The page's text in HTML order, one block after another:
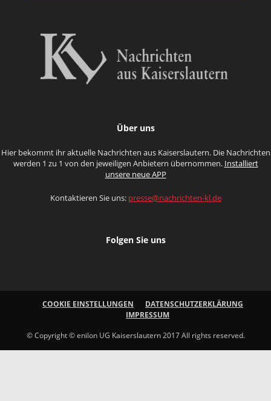
Über uns
Hier bekommt ihr aktuelle Nachrichten aus Kaiserslautern. Die Nachrichten
werden 1 zu 1 von den jeweiligen Anbietern übernommen. Installiert
unsere neue APP
Kontaktieren Sie uns: presse@nachrichten-kl.de
Folgen Sie uns
COOKIE EINSTELLUNGEN
DATENSCHUTZERKLÄRUNG
IMPRESSUM
© Copyright © enilon UG Kaiserslautern 2017 All rights reserved.